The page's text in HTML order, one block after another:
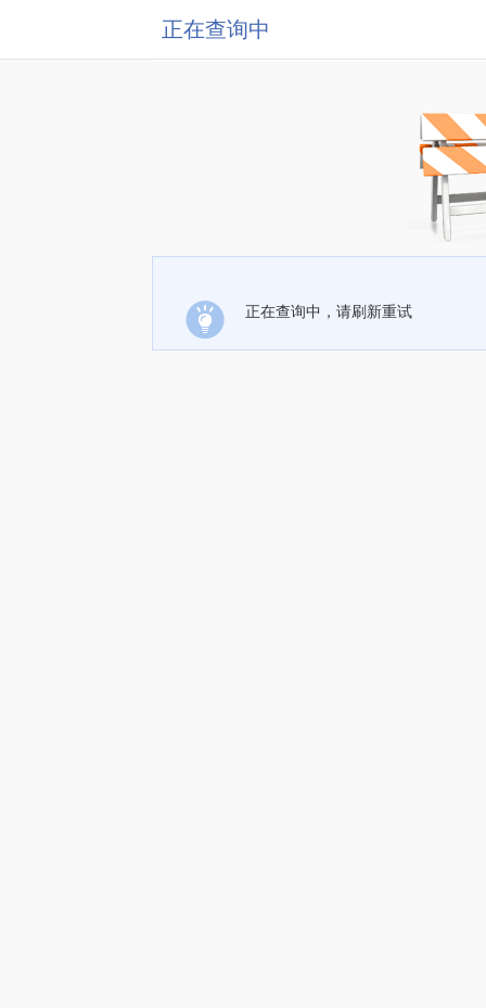
正在查询中
正在查询中，请刷新重试